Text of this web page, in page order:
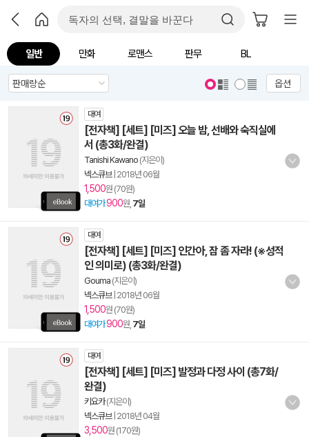
일반 만화 로맨스 판무 BL
옵션
대여
[전자책] [세트] [미즈] 오늘 밤, 선배와 숙직실에
서 (총3화/완결)
Tanishi Kawano (지은이)
넥스큐브| 2018년 06월
1,500원 (70원)
대여가900원, 7일
대여
[전자책] [세트] [미즈] 인간아, 잠 좀 자라! (※성적
인 의미로) (총3화/완결)
Gouma (지은이)
넥스큐브| 2018년 06월
1,500원 (70원)
대여가900원, 7일
대여
[전자책] [세트] [미즈] 발정과 다정 사이 (총7화/
완결)
키요카(지은이)
넥스큐브| 2018년 04월
3,500원 (170원)